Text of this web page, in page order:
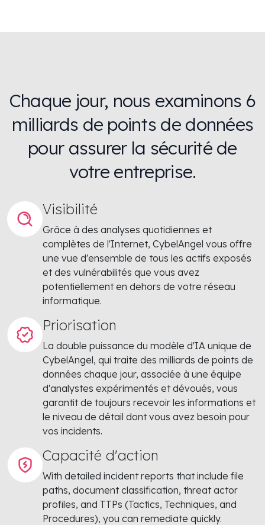
Chaque jour, nous examinons 6
milliards de points de données
pour assurer la sécurité de
votre entreprise.
Visibilité
Grâce à des analyses quotidiennes et
complètes de l'Internet, CybelAngel vous offre
une vue d'ensemble de tous les actifs exposés
et des vulnérabilités que vous avez
potentiellement en dehors de votre réseau
informatique.
Priorisation
La double puissance du modèle d'IA unique de
CybelAngel, qui traite des milliards de points de
données chaque jour, associée à une équipe
d'analystes expérimentés et dévoués, vous
garantit de toujours recevoir les informations et
le niveau de détail dont vous avez besoin pour
vos incidents.
Capacité d'action
With detailed incident reports that include file
paths, document classification, threat actor
profiles, and TTPs (Tactics, Techniques, and
Procedures), you can remediate quickly.